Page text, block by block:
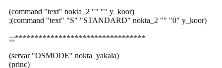
(command "text" nokta_2 "" "" y_koor)
;(command "text" "S" "STANDARD" nokta_2 "" "0" y_koor)
;;;*********************************
(setvar "OSMODE" nokta_yakala)
(princ)